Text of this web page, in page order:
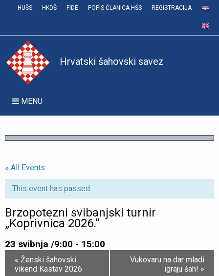
HUŠS HKDŠ FIDE POPIS ČLANICA HŠS REGISTRACIJA
Hrvatski šahovski savez
MENU
« All Events
This event has passed.
Brzopotezni svibanjski turnir
„Koprivnica 2026.“
23 svibnja /9:00 - 15:00
Event
Navigation
« Ženski šahovski
vikend Kastav 2026
Vukovaru na dar mladi
igraju šah! »